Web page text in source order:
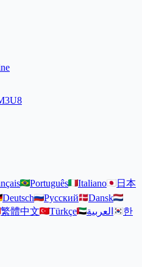
Português Italiano
日本
Deutsch Русский
Dansk
繁體中文 Türkçe العربية
한